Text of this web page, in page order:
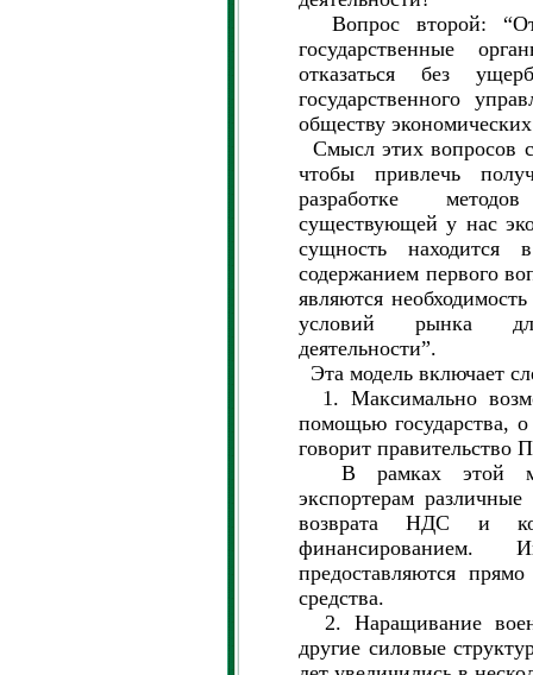
Вопрос второй:
государственные
отказаться без
государственного
обществу экономических
Смысл этих вопросов
чтобы привлечь
разработке
существующей у нас
сущность находится
содержанием первого
являются
условий рынка
деятельности”.
Эта модель включает
1. Максимально
помощью государства, о
говорит правительство
В рамках этой
экспортерам
возврата НДС и
финансированием.
предоставляются
средства.
2. Наращивание
другие силовые